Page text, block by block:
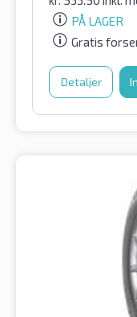
PÅ LAGER
Gratis
Detaljer